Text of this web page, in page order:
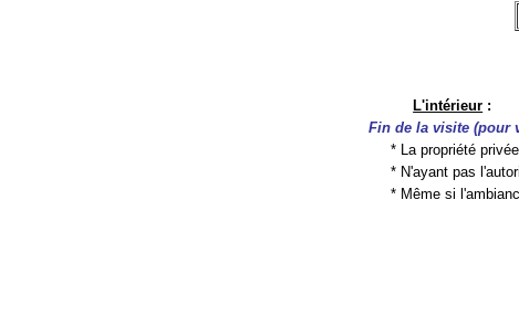
L'intérieur :
Fin de la visite (pour
* La propriété
* N'ayant pas
* Même si